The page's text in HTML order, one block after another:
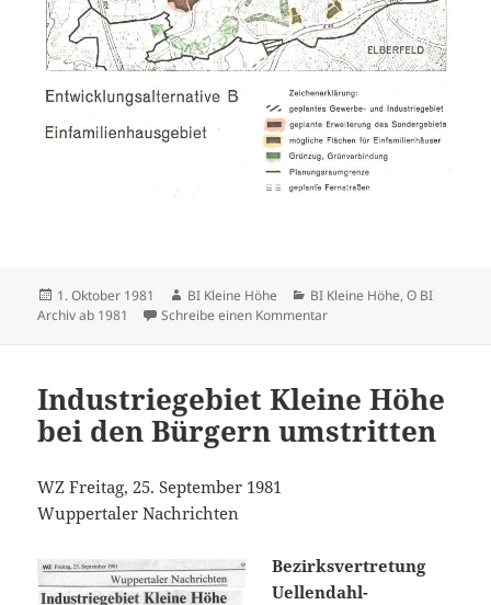
Veröffentlicht
am
1. Oktober 1981 Autor
BI Kleine Höhe Kategorien
BI Kleine Höhe,ʘ BI
Archiv ab 1981
Schreibe einen Kommentarzu Enwicklungsplan mit
Industriegebiet Kleine Höhe
bei den Bürgern umstritten
WZ Freitag, 25. September 1981
Wuppertaler Nachrichten
Bezirksvertretung
Uellendahl-